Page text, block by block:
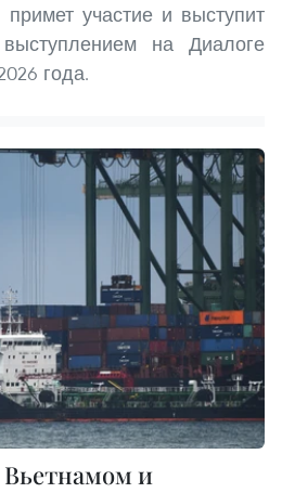
участие и выступит
на Диалоге
года.
и